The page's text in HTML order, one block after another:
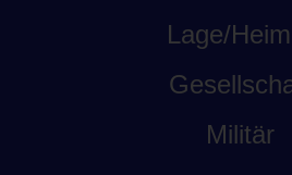
Lage/
Militär